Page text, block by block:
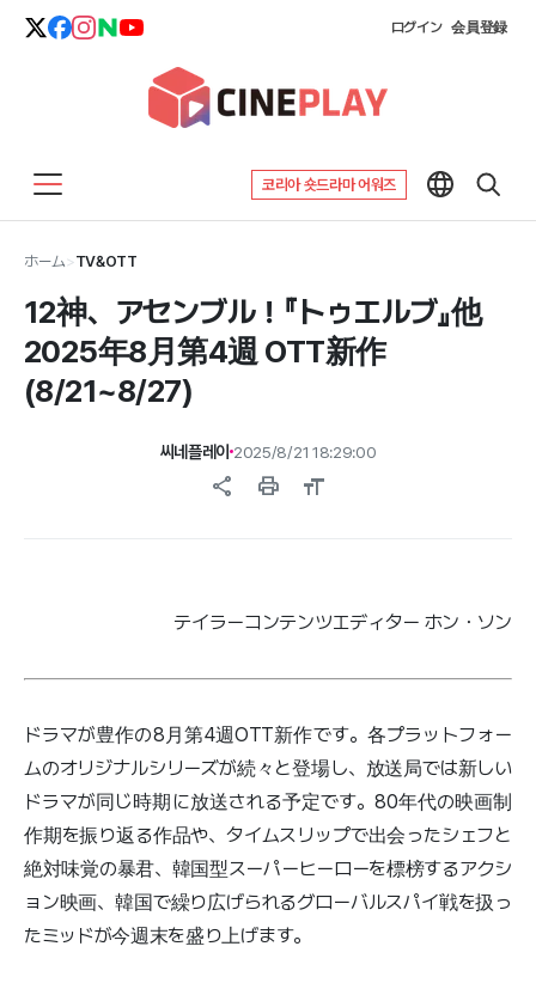
ログイン 会員登録
코리아 숏드라마 어워즈
ホーム>TV&OTT
12神、アセンブル！『トゥエルブ』他
2025年8月第4週 OTT新作
(8/21~8/27)
씨네플레이 2025/8/21 18:29:00
share print format_size
テイラーコンテンツエディター ホン・ソン
ドラマが豊作の8月第4週OTT新作です。各プラットフォー
ムのオリジナルシリーズが続々と登場し、放送局では新しい
ドラマが同じ時期に放送される予定です。80年代の映画制
作期を振り返る作品や、タイムスリップで出会ったシェフと
絶対味覚の暴君、韓国型スーパーヒーローを標榜するアクシ
ョン映画、韓国で繰り広げられるグローバルスパイ戦を扱っ
たミッドが今週末を盛り上げます。